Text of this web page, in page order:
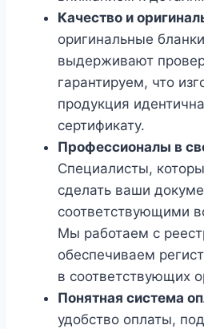
Качество и
оригинальные
выдерживают
гарантируем, что
продукция
сертификату.
Профессионалы в
Специалисты,
сделать ваши
соответствующими
Мы работаем с
обеспечиваем
в соответствующих
Понятная система
удобство оплаты,